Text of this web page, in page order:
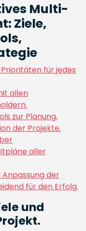
Multi-
Ziele,
für jedes
allen
zur Planung,
der Projekte.
aller
der
für den Erfolg.
und